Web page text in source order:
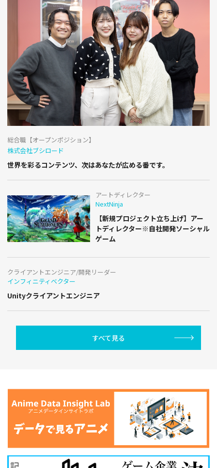
総合職【オープンポジション】
株式会社ブシロード
世界を彩るコンテンツ、次はあなたが広める番です。
アートディレクター
NextNinja
【新規プロジェクト立ち上げ】アー
トディレクター※自社開発ソーシャル
ゲーム
クライアントエンジニア/開発リーダー
インフィニティベクター
Unityクライアントエンジニア
すべて見る